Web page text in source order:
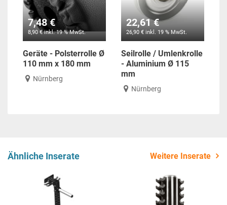
7,48 €
8,90 € inkl. 19 % MwSt.
Geräte - Polsterrolle Ø
110 mm x 180 mm
Nürnberg
22,61 €
26,90 € inkl. 19 % MwSt.
Seilrolle / Umlenkrolle
- Aluminium Ø 115
mm
Nürnberg
Ähnliche Inserate Weitere Inserate